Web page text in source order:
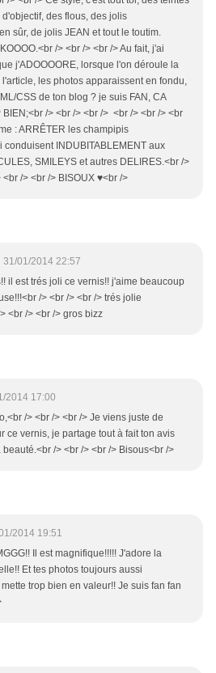
des flous, des jolis
sûr, de jolis JEAN et tout le toutim.
/> <br /> <br /> Au fait, j'ai
j'ADOOOORE, lorsque l'on déroule la
les photos apparaissent en fondu,
CSS de ton blog ? je suis FAN, CA
BIEN;<br /> <br /> <br /> <br /> <br /> <br
: ARRÊTER les champipis
conduisent INDUBITABLEMENT aux
SMILEYS et autres DELIRES.<br />
/> <br /> BISOUX ♥<br />
31/01/2014 22:57
il est trés joli ce vernis!! j'aime beaucoup
/> <br /> <br /> trés jolie
<br /> <br /> gros bizz
2014 17:00
/> <br /> <br /> Je viens juste de
ce vernis, je partage tout à fait ton avis
/> <br /> <br /> Bisous<br />
2014 19:51
Il est magnifique!!!!! J'adore la
Et tes photos toujours aussi
trop bien en valeur!! Je suis fan fan